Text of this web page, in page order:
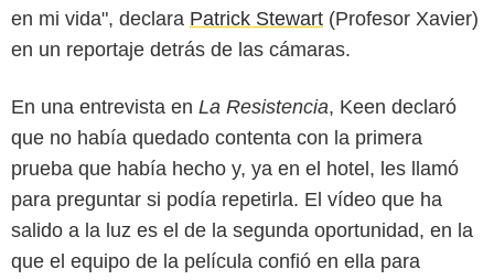
en mi vida", declara Patrick Stewart (Profesor Xavier)
en un reportaje detrás de las cámaras.
En una entrevista en La Resistencia, Keen declaró
que no había quedado contenta con la primera
prueba que había hecho y, ya en el hotel, les llamó
para preguntar si podía repetirla. El vídeo que ha
salido a la luz es el de la segunda oportunidad, en la
que el equipo de la película confió en ella para